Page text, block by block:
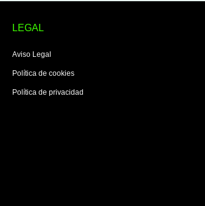
LEGAL
Aviso Legal
Política de cookies
Política de privacidad